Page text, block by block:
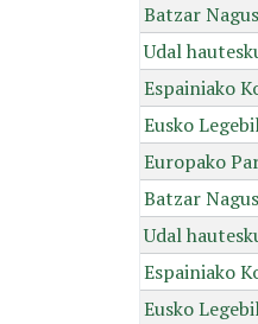
Batzar
Udal
Espainiako
Eusko
Europako
Batzar
Udal
Espainiako
Eusko